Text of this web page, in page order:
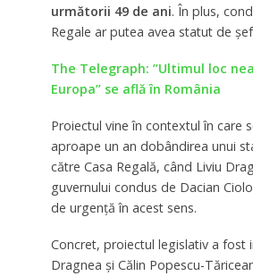
următorii 49 de ani. În plus,
Regale ar putea avea statut de
The Telegraph: ”Ultimul loc
Europa” se află în România
Proiectul vine în contextul în care
aproape un an dobândirea unui
către Casa Regală, când Liviu
guvernului condus de Dacian
de urgență în acest sens.
Concret, proiectul legislativ a fost
Dragnea și Călin Popescu-